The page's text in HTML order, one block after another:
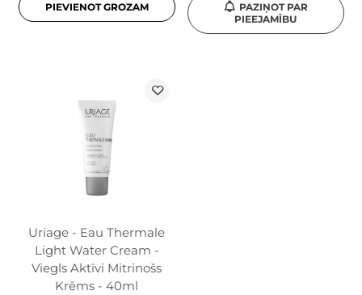
PIEVIENOT GROZAM
PAZIŅOT PAR
PIEEJAMĪBU
Uriage - Eau Thermale
Light Water Cream -
Viegls Aktīvi Mitrinošs
Krēms - 40ml